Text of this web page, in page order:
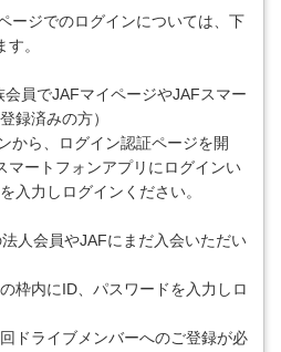
ージでのログインについては、下
。
員でJAFマイページやJAFスマー
録済みの方）
から、ログイン認証ページを開
マートフォンアプリにログインい
入力しログインください。
人会員やJAFにまだ入会いただい
枠内にID、パスワードを入力しロ
ドライブメンバーへのご登録が必